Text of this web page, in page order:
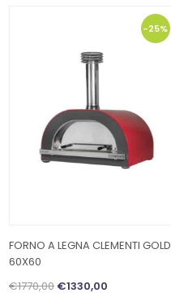
-25%
FORNO A LEGNA CLEMENTI GOLD
60X60
€1770,00 €1330,00